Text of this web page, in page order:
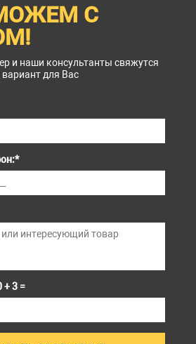
С
и наши консультанты свяжутся
для Вас
*
+ 3 =